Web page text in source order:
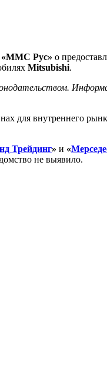
«ММС Рус» о
Mitsubishi.
для внутреннего
Трейдинг» и «
не выявило.